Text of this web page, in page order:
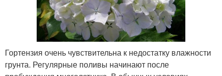
Гортензия очень чувствительна к недостатку влажности
грунта. Регулярные поливы начинают после